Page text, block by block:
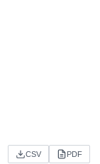
CSV PDF